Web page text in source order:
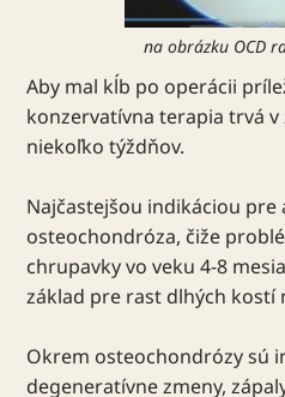
na obrázku OCD
Aby mal kĺb po operácii
konzervatívna terapia trvá v
niekoľko týždňov.
Najčastejšou indikáciou
osteochondróza, čiže
chrupavky vo veku 4-8
základ pre rast dlhých kostí
Okrem osteochondrózy sú
degeneratívne zmeny,